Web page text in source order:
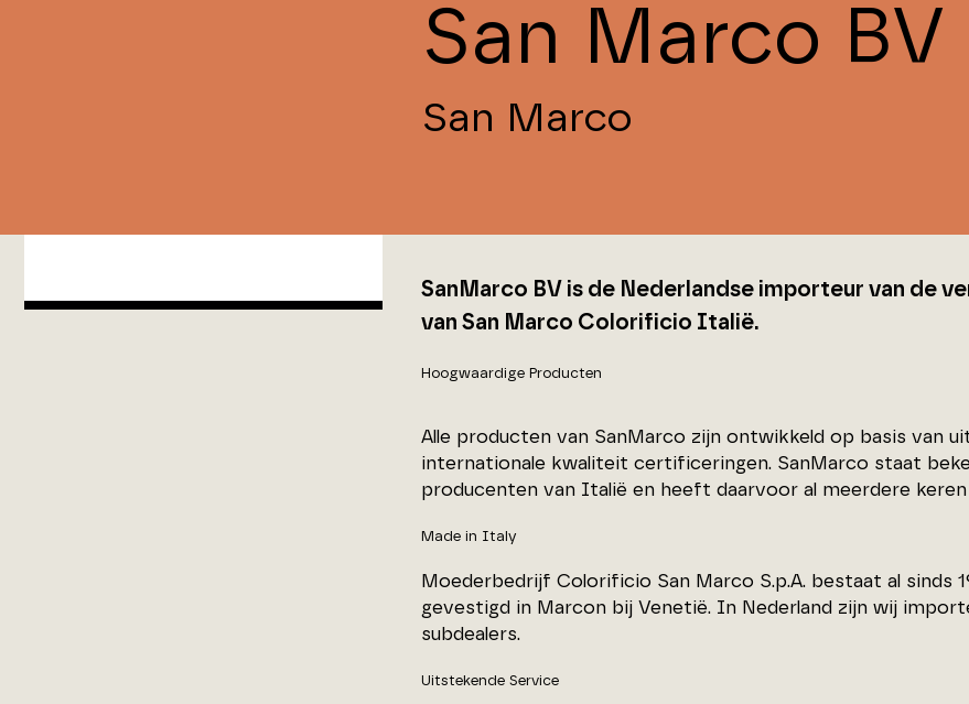
San Marco BV
San Marco
SanMarco BV is de Nederlandse importeur van de
van San Marco Colorificio Italië.
Hoogwaardige Producten
Alle producten van SanMarco zijn ontwikkeld op basis van
internationale kwaliteit certificeringen. SanMarco staat
producenten van Italië en heeft daarvoor al meerdere
Made in Italy
Moederbedrijf Colorificio San Marco S.p.A. bestaat al sinds
gevestigd in Marcon bij Venetië. In Nederland zijn wij
subdealers.
Uitstekende Service